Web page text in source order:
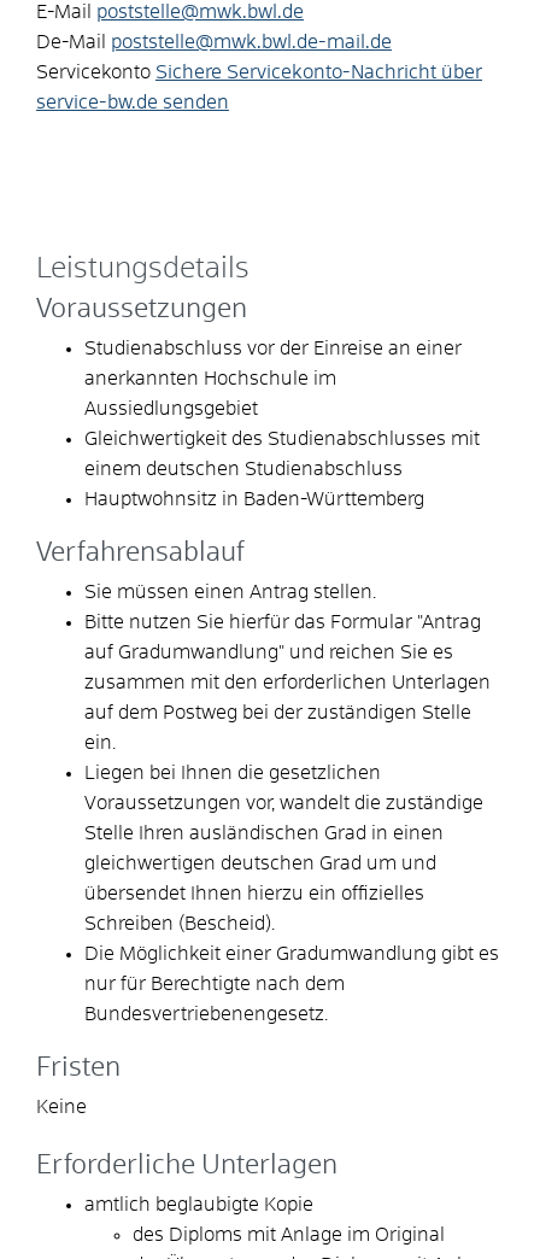
E-Mail
poststelle@mwk.bwl.de
De-Mail
poststelle@mwk.bwl.de-mail.de
Servicekonto Sichere Servicekonto-Nachricht über
service-bw.de senden
Leistungsdetails
Voraussetzungen
Studienabschluss vor der Einreise an einer
anerkannten Hochschule im
Aussiedlungsgebiet
Gleichwertigkeit des Studienabschlusses mit
einem deutschen Studienabschluss
Hauptwohnsitz in Baden-Württemberg
Verfahrensablauf
Sie müssen einen Antrag stellen.
Bitte nutzen Sie hierfür das Formular "Antrag
auf Gradumwandlung" und reichen Sie es
zusammen mit den erforderlichen Unterlagen
auf dem Postweg bei der zuständigen Stelle
ein.
Liegen bei Ihnen die gesetzlichen
Voraussetzungen vor, wandelt die zuständige
Stelle Ihren ausländischen Grad in einen
gleichwertigen deutschen Grad um und
übersendet Ihnen hierzu ein offizielles
Schreiben (Bescheid).
Die Möglichkeit einer Gradumwandlung gibt es
nur für Berechtigte nach dem
Bundesvertriebenengesetz.
Fristen
Keine
Erforderliche Unterlagen
amtlich beglaubigte Kopie
des Diploms mit Anlage im Original